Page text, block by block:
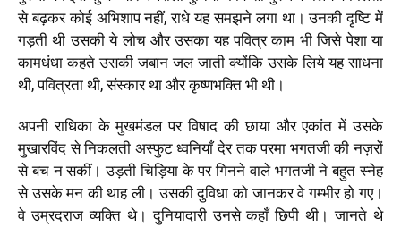
से बढ़कर कोई अभिशाप नहीं, राधे यह समझने लगा था। उनकी दृष्टि में
गड़ती थी उसकी ये लोच और उसका यह पवित्र काम भी जिसे पेशा या
कामधंधा कहते उसकी जबान जल जाती क्योंकि उसके लिये यह साधना
थी, पवित्रता थी, संस्कार था और कृष्णभक्ति भी थी।
अपनी राधिका के मुखमंडल पर विषाद की छाया और एकांत में उसके
मुखारविंद से निकलती अस्फुट ध्वनियाँ देर तक परमा भगतजी की नज़रों
से बच न सकीं। उड़ती चिड़िया के पर गिनने वाले भगतजी ने बहुत स्नेह
से उसके मन की थाह ली। उसकी दुविधा को जानकर वे गम्भीर हो गए।
वे उम्रदराज व्यक्ति थे। दुनियादारी उनसे कहाँ छिपी थी। जानते थे